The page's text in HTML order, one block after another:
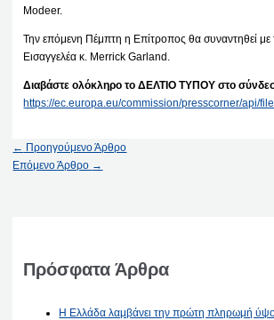
Modeer.
Την επόμενη Πέμπτη η Επίτροπος θα συναντηθεί με
Εισαγγελέα κ. Merrick Garland.
Διαβάστε ολόκληρο το ΔΕΛΤΙΟ ΤΥΠΟΥ στο
https://ec.europa.eu/commission/presscorner/api/
← Προηγούμενο Άρθρο
Επόμενο Άρθρο →
Πρόσφατα Άρθρα
Η Ελλάδα λαμβάνει την πρώτη πληρωμή